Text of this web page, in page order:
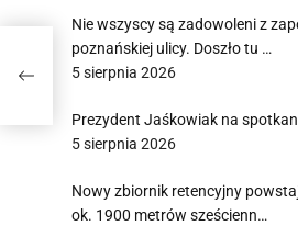
Nie wszyscy są zadowoleni z
poznańskiej ulicy. Doszło tu …
5 sierpnia 2026
Prezydent Jaśkowiak na
5 sierpnia 2026
Nowy zbiornik retencyjny
ok. 1900 metrów sześcienn…